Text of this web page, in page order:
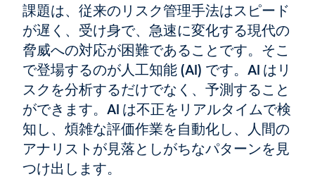
課題は、従来のリスク管理手法はスピード
が遅く、受け身で、急速に変化する現代の
脅威への対応が困難であることです。そこ
で登場するのが人工知能 (AI) です。AI はリ
スクを分析するだけでなく、予測すること
ができます。AI は不正をリアルタイムで検
知し、煩雑な評価作業を自動化し、人間の
アナリストが見落としがちなパターンを見
つけ出します。